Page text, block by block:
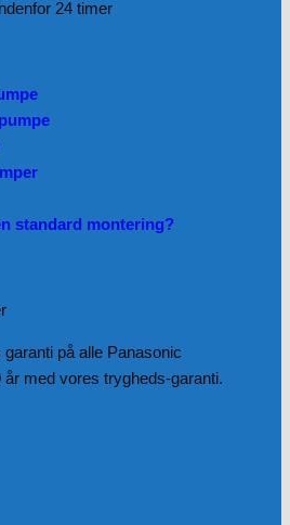
24 timer
standard montering?
på alle Panasonic
med vores trygheds-garanti.